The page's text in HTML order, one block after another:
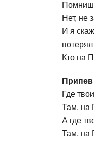
Нет, не
И я
потерял
Кто на
Припев
Где
Там, на
А где
Там, на